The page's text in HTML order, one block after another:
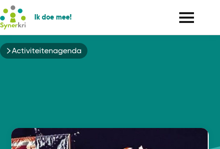
Ik doe mee!
Kruimelpad
Activiteitenagenda